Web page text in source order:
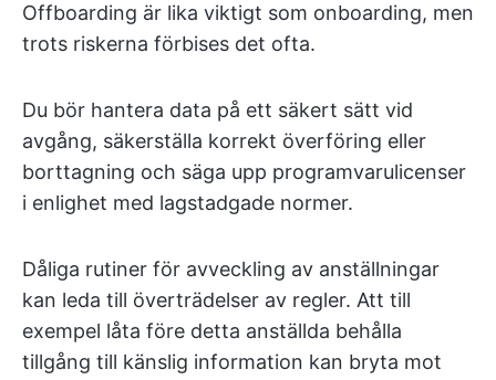
Offboarding är lika viktigt som onboarding, men
trots riskerna förbises det ofta.
Du bör hantera data på ett säkert sätt vid
avgång, säkerställa korrekt överföring eller
borttagning och säga upp programvarulicenser
i enlighet med lagstadgade normer.
Dåliga rutiner för avveckling av anställningar
kan leda till överträdelser av regler. Att till
exempel låta före detta anställda behålla
tillgång till känslig information kan bryta mot